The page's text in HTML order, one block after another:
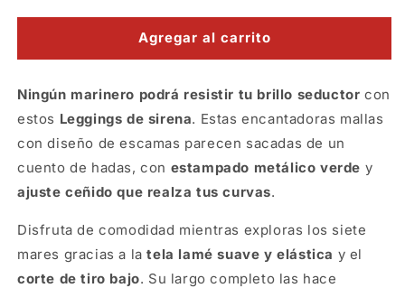
para
de
para
Leggings
de
Agregar al carrito
Ningún marinero podrá resistir tu brillo seductor con
estos Leggings de sirena. Estas encantadoras mallas
con diseño de escamas parecen sacadas de un
cuento de hadas, con estampado metálico verde y
ajuste ceñido que realza tus curvas.
Disfruta de comodidad mientras exploras los siete
mares gracias a latela lamé suave y elástica y el
corte de tiro bajo. Su largo completo las hace